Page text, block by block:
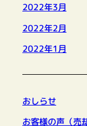
2022年3月
2022年2月
2022年1月
おしらせ
お客様の声（売